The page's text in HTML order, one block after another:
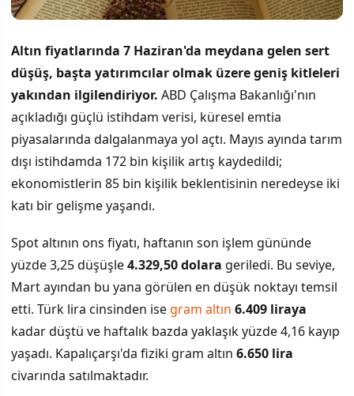
Altın fiyatlarında 7 Haziran'da meydana gelen sert
düşüş, başta yatırımcılar olmak üzere geniş kitleleri
yakından ilgilendiriyor. ABD Çalışma Bakanlığı'nın
açıkladığı güçlü istihdam verisi, küresel emtia
piyasalarında dalgalanmaya yol açtı. Mayıs ayında tarım
dışı istihdamda 172 bin kişilik artış kaydedildi;
ekonomistlerin 85 bin kişilik beklentisinin neredeyse iki
katı bir gelişme yaşandı.
İÇINDEKILER
Faiz Beklentileri Altın Fiyatlarını Baskılandırıyor
Gümüş ve Diğer Emtialar da Düşüşe Geçti
Savaş Ortamı ve Enflasyon Endişesi Derinleştiriyor
Spot altının ons fiyatı, haftanın son işlem gününde
yüzde 3,25 düşüşle4.329,50 dolara geriledi. Bu seviye,
Mart ayından bu yana görülen en düşük noktayı temsil
etti. Türk lira cinsinden ise gram altın 6.409 liraya
kadar düştü ve haftalık bazda yaklaşık yüzde 4,16 kayıp
yaşadı. Kapalıçarşı'da fiziki gram altın 6.650 lira
civarında satılmaktadır.